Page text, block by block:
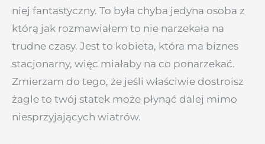
niej fantastyczny. To była chyba jedyna osoba z
którą jak rozmawiałem to nie narzekała na
trudne czasy. Jest to kobieta, która ma biznes
stacjonarny, więc miałaby na co ponarzekać.
Zmierzam do tego, że jeśli właściwie dostroisz
żagle to twój statek może płynąć dalej mimo
niesprzyjających wiatrów.